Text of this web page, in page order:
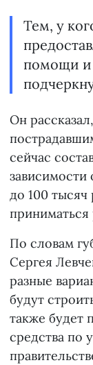
Тем, у
помощи и
Он
сейчас
зависимости
до 100 тысяч
По словам
Сергея
разные
будут
также будет
средства по